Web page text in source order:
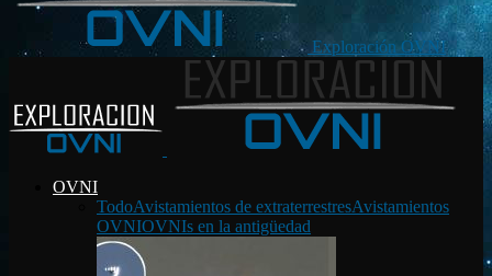
Exploración OVNI
OVNI
TodoAvistamientos de extraterrestresAvistamientos
OVNIOVNIs en la antigüedad